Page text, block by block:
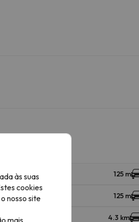
125 m
125 m
4.3 km
às suas
cookies
nosso site
mais